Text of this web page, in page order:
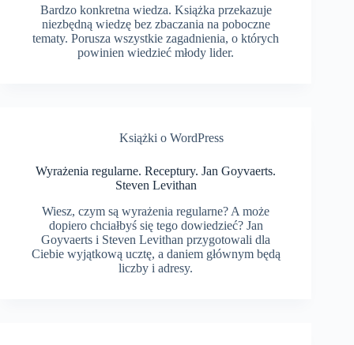
Bardzo konkretna wiedza. Książka przekazuje
niezbędną wiedzę bez zbaczania na poboczne
tematy. Porusza wszystkie zagadnienia, o których
powinien wiedzieć młody lider.
Książki o WordPress
Wyrażenia regularne. Receptury. Jan Goyvaerts.
Steven Levithan
Wiesz, czym są wyrażenia regularne? A może
dopiero chciałbyś się tego dowiedzieć? Jan
Goyvaerts i Steven Levithan przygotowali dla
Ciebie wyjątkową ucztę, a daniem głównym będą
liczby i adresy.